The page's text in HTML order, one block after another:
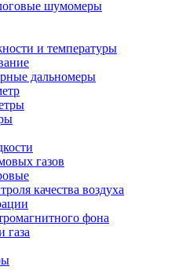
шумомеры
и температуры
дальномеры
газов
качества воздуха
фона
газа